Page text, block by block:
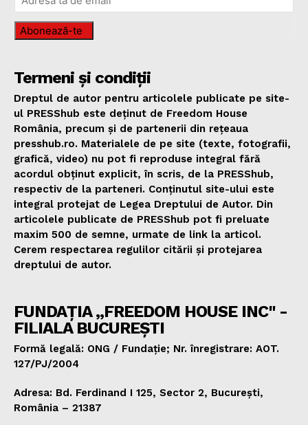
Abonează-te
Termeni și condiții
Dreptul de autor pentru articolele publicate pe site-
ul PRESShub este deținut de Freedom House
România, precum și de partenerii din rețeaua
presshub.ro. Materialele de pe site (texte, fotografii,
grafică, video) nu pot fi reproduse integral fără
acordul obținut explicit, în scris, de la PRESShub,
respectiv de la parteneri. Conținutul site-ului este
integral protejat de Legea Dreptului de Autor. Din
articolele publicate de PRESShub pot fi preluate
maxim 500 de semne, urmate de link la articol.
Cerem respectarea regulilor citării și protejarea
dreptului de autor.
FUNDAȚIA „FREEDOM HOUSE INC" -
FILIALA BUCUREȘTI
Formă legală: ONG / Fundație; Nr. înregistrare: AOT.
127/PJ/2004
Adresa: Bd. Ferdinand I 125, Sector 2, București,
România – 21387